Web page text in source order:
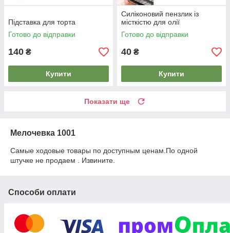
Підставка для торта
Готово до відправки
140 ₴
Купити
Силіконовий пензлик із
місткістю для олії
Готово до відправки
40 ₴
Купити
Показати ще
Мелочевка 1001
Самые ходовые товары по доступным ценам.По одной
штучке не продаем . Извините.
Способи оплати